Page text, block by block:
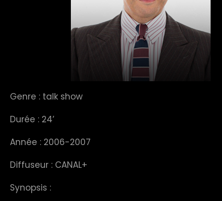
Genre : talk show
Durée : 24’
Année : 2006-2007
Diffuseur : CANAL+
Synopsis :